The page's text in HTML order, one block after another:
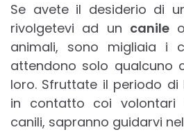
Se avete il desiderio di
rivolgetevi ad un canile
animali, sono migliaia i
attendono solo qualcuno
loro. Sfruttate il periodo
in contatto coi volontari
canili, sapranno guidarvi